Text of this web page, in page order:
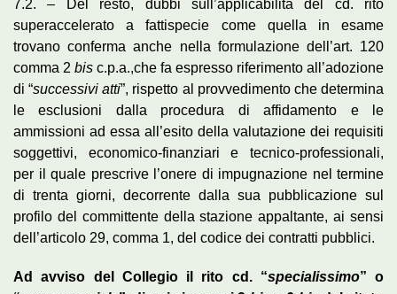
7.2. – Del resto, dubbi sull’applicabilità del cd. rito
superaccelerato a fattispecie come quella in esame
trovano conferma anche nella formulazione dell’art. 120
comma 2 bis c.p.a.,che fa espresso riferimento all’adozione
di “successivi atti”, rispetto al provvedimento che determina
le esclusioni dalla procedura di affidamento e le
ammissioni ad essa all’esito della valutazione dei requisiti
soggettivi, economico-finanziari e tecnico-professionali,
per il quale prescrive l’onere di impugnazione nel termine
di trenta giorni, decorrente dalla sua pubblicazione sul
profilo del committente della stazione appaltante, ai sensi
dell’articolo 29, comma 1, del codice dei contratti pubblici.
Ad avviso del Collegio il rito cd. “specialissimo” o